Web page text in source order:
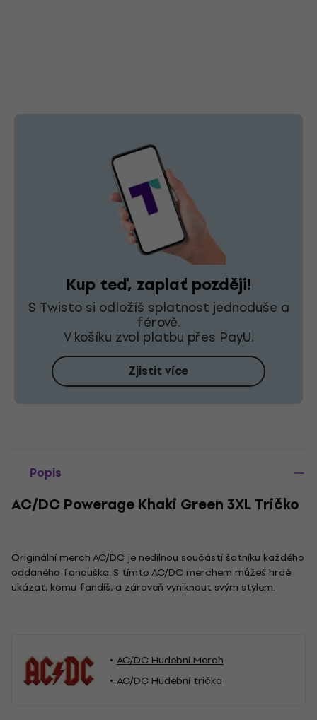
Kup teď, zaplať později!
S Twisto si odložíš splatnost jednoduše a
férově.
V košíku zvol platbu přes PayU.
Zjistit více
Popis
AC/DC Powerage Khaki Green 3XL Tričko
Originální merch AC/DC je nedílnou součástí šatníku každého
oddaného fanouška. S tímto AC/DC merchem můžeš hrdě
ukázat, komu fandíš, a zároveň vyniknout svým stylem.
AC/DC Hudební Merch
AC/DC Hudební trička